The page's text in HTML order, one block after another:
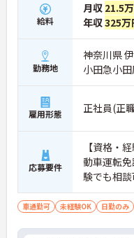
給料
月収 21.5
年収325万
勤務地
神奈川県
小田急小
雇用形態 正社員(正
応募要件
【資格・
動車運転
験でも相
車通勤可 未経験OK 日勤のみ